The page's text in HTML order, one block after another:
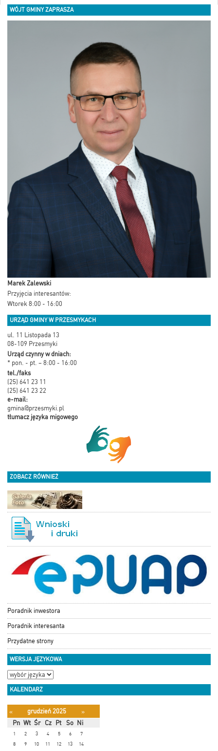
WÓJT GMINY ZAPRASZA
Marek Zalewski
Przyjęcia interesantów:
Wtorek 8:00 - 16:00
URZĄD GMINY W PRZESMYKACH
ul. 11 Listopada 13
08-109 Przesmyki
Urząd czynny w dniach:
* pon. - pt. – 8:00 - 16:00
tel./faks
(25) 641 23 11
(25) 641 23 22
e-mail:
gmina@przesmyki.pl
tłumacz języka migowego
ZOBACZ RÓWNIEŻ
Poradnik inwestora
Poradnik interesanta
Przydatne strony
WERSJA JĘZYKOWA
KALENDARZ
« grudzień 2025
»
Pn Wt Śr Cz Pt So Ni
1 2 3 4 5 6
7
8
9 10 11 12 13 14